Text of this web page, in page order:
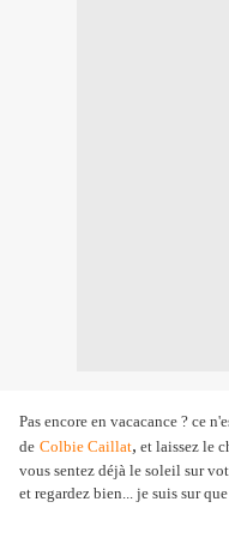
Pas encore en vacacance ? ce
de Colbie Caillat, et laissez le
vous sentez déjà le soleil sur
et regardez bien... je suis sur